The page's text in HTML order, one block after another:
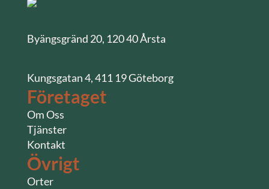
Byängsgränd 20, 120 40 Årsta
Kungsgatan 4, 411 19 Göteborg
Företaget
Om Oss
Tjänster
Kontakt
Övrigt
Orter